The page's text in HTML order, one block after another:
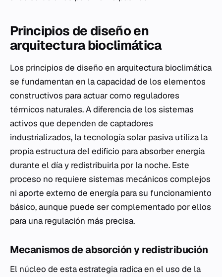
Principios de diseño en
arquitectura bioclimática
Los principios de diseño en arquitectura bioclimática
se fundamentan en la capacidad de los elementos
constructivos para actuar como reguladores
térmicos naturales. A diferencia de los sistemas
activos que dependen de captadores
industrializados, la tecnología solar pasiva utiliza la
propia estructura del edificio para absorber energía
durante el día y redistribuirla por la noche. Este
proceso no requiere sistemas mecánicos complejos
ni aporte externo de energía para su funcionamiento
básico, aunque puede ser complementado por ellos
para una regulación más precisa.
Mecanismos de absorción y redistribución
El núcleo de esta estrategia radica en el uso de la